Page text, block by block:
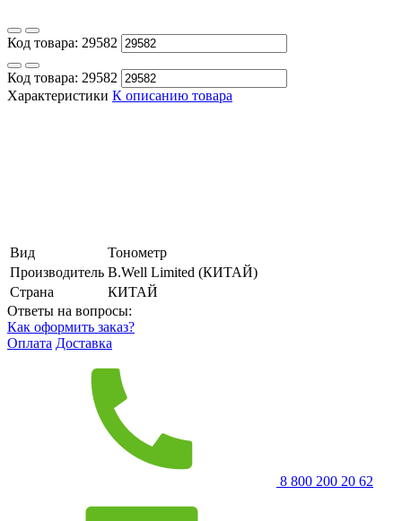
Код товара: 29582
Код товара: 29582
Характеристики К описанию товара
Вид
Тонометр
Производитель B.Well Limited (КИТАЙ)
Страна
КИТАЙ
Ответы на вопросы:
Как оформить заказ?
Оплата Доставка
8 800 200 20 62